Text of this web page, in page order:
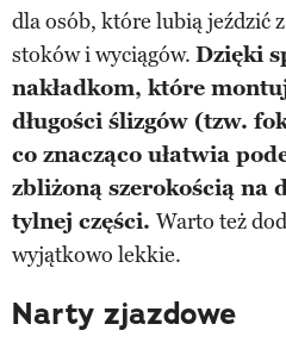
dla osób, które lubią jeździć
stoków i wyciągów. Dzięki
nakładkom, które
długości ślizgów (tzw.
co znacząco ułatwia
zbliżoną szerokością na
tylnej części. Warto też
wyjątkowo lekkie.
Narty zjazdowe